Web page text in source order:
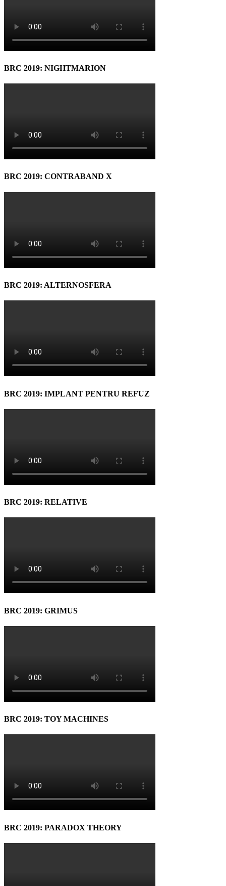
BRC 2019: NIGHTMARION
BRC 2019: CONTRABAND X
BRC 2019: ALTERNOSFERA
BRC 2019: IMPLANT PENTRU REFUZ
BRC 2019: RELATIVE
BRC 2019: GRIMUS
BRC 2019: TOY MACHINES
BRC 2019: PARADOX THEORY